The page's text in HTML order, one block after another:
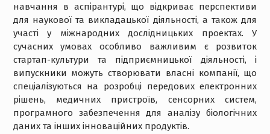
навчання в аспірантурі, що відкриває перспективи
для наукової та викладацької діяльності, а також для
участі у міжнародних дослідницьких проектах. У
сучасних умовах особливо важливим є розвиток
стартап-культури та підприємницької діяльності, і
випускники можуть створювати власні компанії, що
спеціалізуються на розробці передових електронних
рішень, медичних пристроїв, сенсорних систем,
програмного забезпечення для аналізу біологічних
даних та інших інноваційних продуктів.